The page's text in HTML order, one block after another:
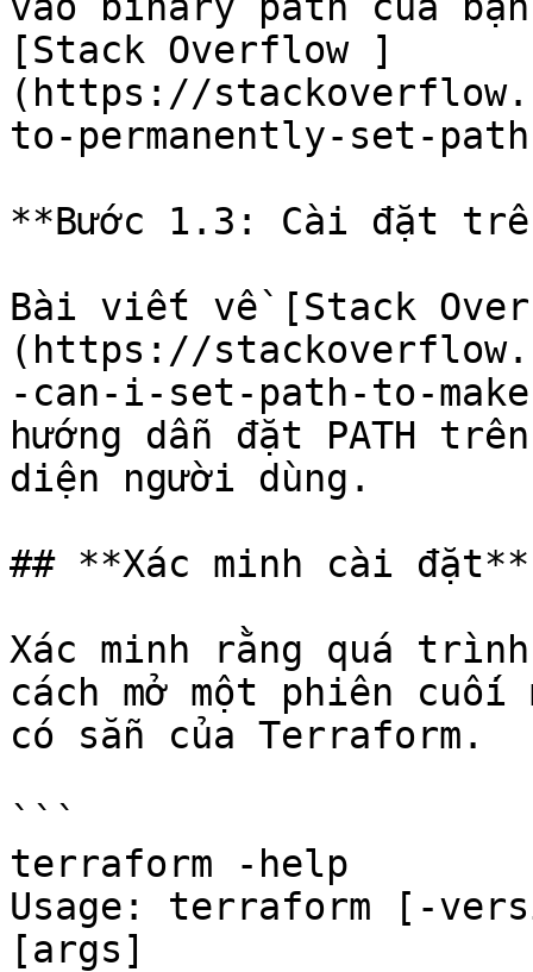
[Stack Overflow ]
(https://
to-permanently-set-
**Bước 1.3: Cài đặt
Bài viết về [Stack
(https://
-can-i-set-path-to-
hướng dẫn đặt PATH
diện người dùng.
## **Xác minh cài đặt**
Xác minh rằng quá
cách mở một phiên
có sẵn của Terraform.
```
terraform -help
Usage: terraform [-
[args]